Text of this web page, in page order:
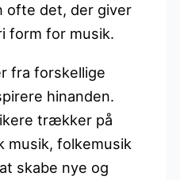
ofte det, der giver
form for musik.
fra forskellige
hinanden.
trækker på
musik, folkemusik
skabe nye og